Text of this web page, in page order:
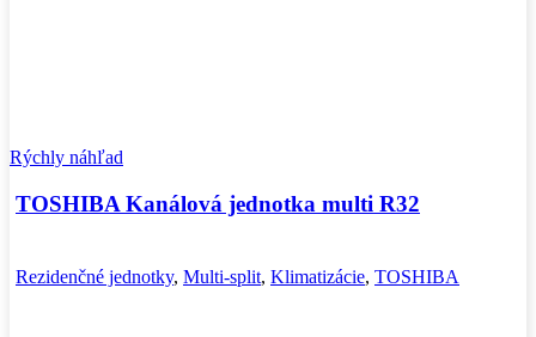
Rýchly náhľad
TOSHIBA Kanálová jednotka multi R32
Rezidenčné jednotky, Multi-split, Klimatizácie, TOSHIBA